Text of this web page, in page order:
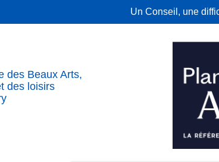
Un Conseil, une
des Beaux Arts,
des loisirs